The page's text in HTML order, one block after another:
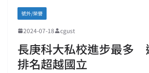
號外/榮譽
2024-07-18 cgust
長庚科大私校進步最多
排名超越國立